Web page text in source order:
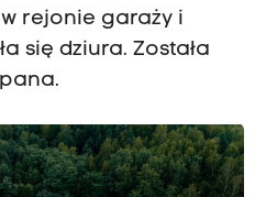
rejonie garaży i
się dziura. Została